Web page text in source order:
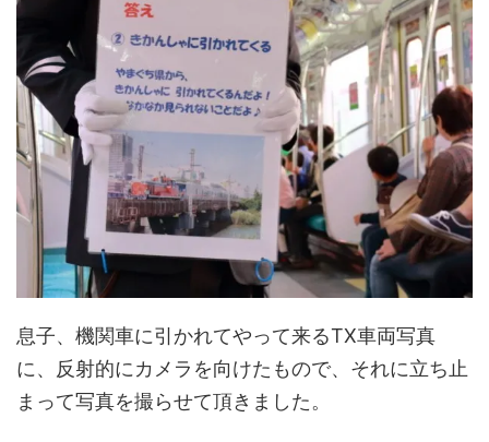
息子、機関車に引かれてやって来るTX車両写真
に、反射的にカメラを向けたもので、それに立ち止
まって写真を撮らせて頂きました。